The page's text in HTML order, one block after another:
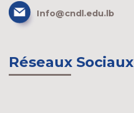
Info@cndl.edu.lb
Réseaux Sociaux